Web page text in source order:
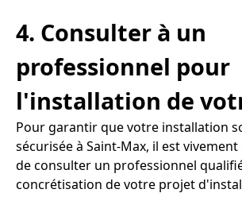
4. Consulter à un
professionnel pour
l'installation de
Pour garantir que votre installation
sécurisée à Saint-Max, il est
de consulter un professionnel
concrétisation de votre projet